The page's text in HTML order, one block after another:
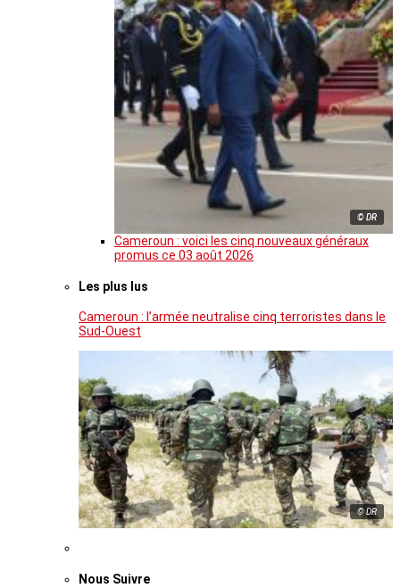
© DR
Cameroun : voici les cinq nouveaux généraux
promus ce 03 août 2026
Les plus lus
Cameroun : l’armée neutralise cinq terroristes dans le
Sud-Ouest
© DR
Nous Suivre